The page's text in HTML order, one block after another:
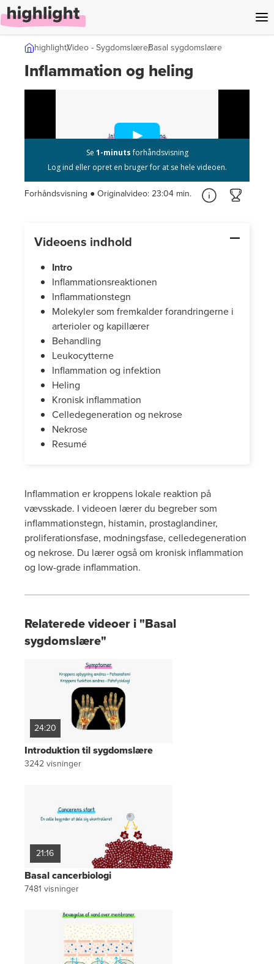
highlightVideo - SygdomslæreBasal sygdomslære
Inflammation og heling
Forhåndsvisning ● Originalvideo:23:04 min.
Videoens indhold
Intro
Inflammationsreaktionen
Inflammationstegn
Molekyler som fremkalder forandringerne i
arterioler og kapillærer
Behandling
Leukocytterne
Inflammation og infektion
Heling
Kronisk inflammation
Celledegeneration og nekrose
Nekrose
Resumé
Inflammation er kroppens lokale reaktion på
vævsskade. I videoen lærer du begreber som
inflammationstegn, histamin, prostaglandiner,
proliferationsfase, modningsfase, celledegeneration
og nekrose. Du lærer også om kronisk inflammation
og low-grade inflammation.
Relaterede videoer i "Basal
sygdomslære"
24:20
Introduktion til sygdomslære
3242visninger
21:16
Basal cancerbiologi
7481 visninger